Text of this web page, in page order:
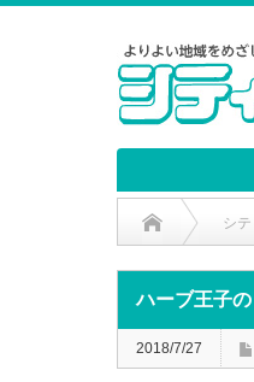
シ
ハーブ王子
2018/7/27